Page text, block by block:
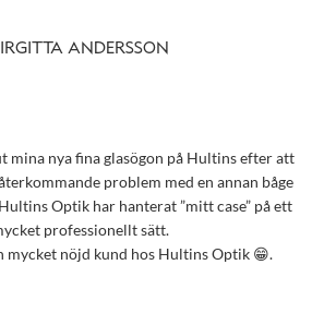
ANDERSSON
mina nya fina glasögon på Hultins efter att
problem med en annan båge
Optik har hanterat ”mitt case” på ett
professionellt sätt.
mycket nöjd kund hos Hultins Optik 😁.